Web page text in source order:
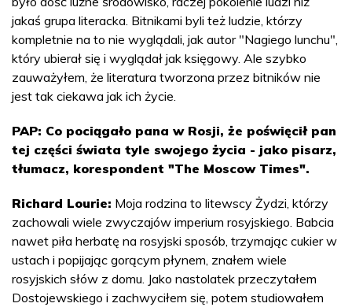
jakaś grupa literacka. Bitnikami byli też ludzie, którzy
kompletnie na to nie wyglądali, jak autor "Nagiego lunchu",
który ubierał się i wyglądał jak księgowy. Ale szybko
zauważyłem, że literatura tworzona przez bitników nie
jest tak ciekawa jak ich życie.
PAP: Co pociągało pana w Rosji, że poświęcił pan
tej części świata tyle swojego życia - jako pisarz,
tłumacz, korespondent "The Moscow Times".
Richard Lourie: Moja rodzina to litewscy Żydzi, którzy
zachowali wiele zwyczajów imperium rosyjskiego. Babcia
nawet piła herbatę na rosyjski sposób, trzymając cukier w
ustach i popijając gorącym płynem, znałem wiele
rosyjskich słów z domu. Jako nastolatek przeczytałem
Dostojewskiego i zachwyciłem się, potem studiowałem